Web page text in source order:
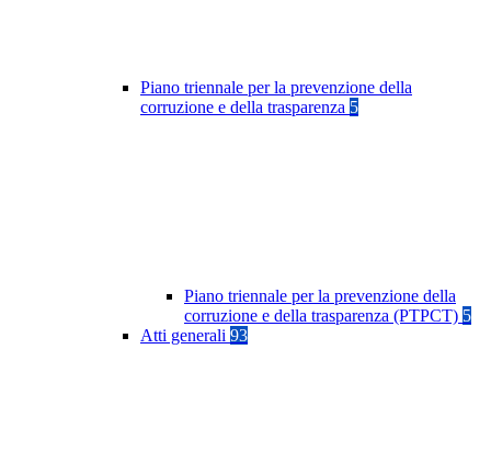
Piano triennale per la prevenzione della
corruzione e della trasparenza 5
Piano triennale per la prevenzione della
corruzione e della trasparenza (PTPCT) 5
Atti generali 93